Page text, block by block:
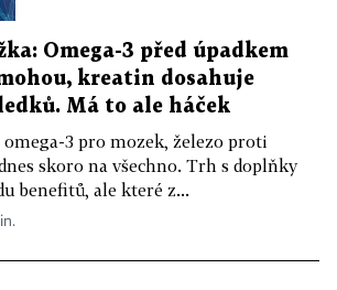
Omega-3 před úpadkem
kreatin dosahuje
Má to ale háček
3 pro mozek, železo proti
skoro na všechno. Trh s doplňky
benefitů, ale které z...